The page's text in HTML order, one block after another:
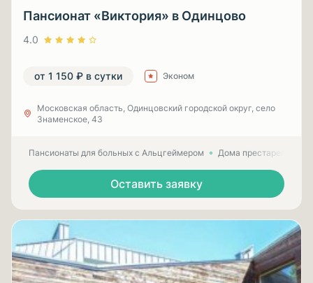
Пансионат «Виктория» в Одинцово
4.0
от 1 150 ₽ в сутки Эконом
Московская область, Одинцовский городской округ, село
Знаменское, 43
Пансионаты для больных с Альцгеймером Дома престарелых
Оставить заявку